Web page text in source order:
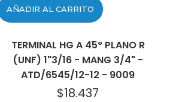
AÑADIR AL CARRITO
TERMINAL HG A 45° PLANO R
(UNF) 1"3/16 - MANG 3/4" -
ATD/6545/12-12 - 9009
$18.437